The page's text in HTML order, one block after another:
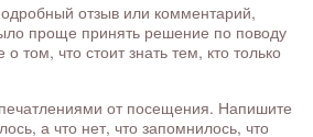
отзыв или комментарий,
проще принять решение по поводу
том, что стоит знать тем, кто только
от посещения. Напишите
а что нет, что запомнилось, что